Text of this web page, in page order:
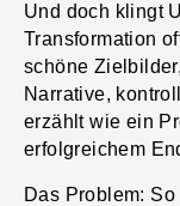
Und doch klingt
Transformation
schöne
Narrative,
erzählt wie ein
erfolgreichem
Das Problem: